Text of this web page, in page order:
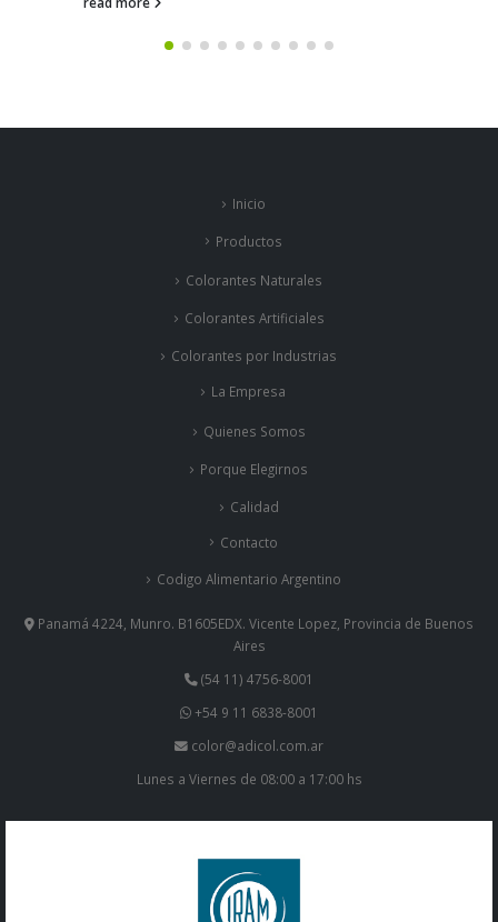
Inicio
Productos
Colorantes Naturales
Colorantes Artificiales
Colorantes por Industrias
La Empresa
Quienes Somos
Porque Elegirnos
Calidad
Contacto
Codigo Alimentario Argentino
Panamá 4224, Munro. B1605EDX. Vicente Lopez, Provincia de Buenos
Aires
(54 11) 4756-8001
+54 9 11 6838-8001
color@adicol.com.ar
Lunes a Viernes de 08:00 a 17:00 hs